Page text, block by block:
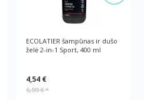
ECOLATIER šampūnas ir dušo
želė 2-in-1 Sport, 400 ml
4,54 €
6,99 €*